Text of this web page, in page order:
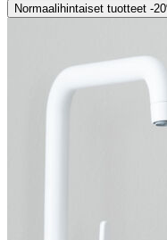
Normaalihintaiset tuotteet -